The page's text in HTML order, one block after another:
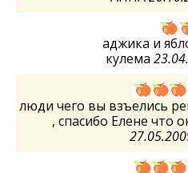
аджика и
кулема
люди чего вы взъелись
, спасибо Елене что